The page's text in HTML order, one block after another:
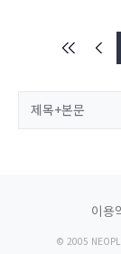
제목+본문
이용
© 2005